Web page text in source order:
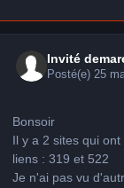
Invité
Posté(e)25
Bonsoir
Il y a 2 sites qui
liens : 319 et 522
Je n'ai pas vu